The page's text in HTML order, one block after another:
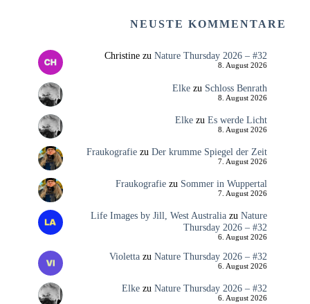
NEUSTE KOMMENTARE
Christinezu Nature Thursday 2026 – #32
8. August 2026
Elkezu Schloss Benrath
8. August 2026
Elkezu Es werde Licht
8. August 2026
Fraukografiezu Der krumme Spiegel der Zeit
7. August 2026
Fraukografiezu Sommer in Wuppertal
7. August 2026
Life Images by Jill, West Australiazu Nature
Thursday 2026 – #32
6. August 2026
Violettazu Nature Thursday 2026 – #32
6. August 2026
Elkezu Nature Thursday 2026 – #32
6. August 2026